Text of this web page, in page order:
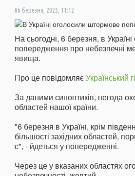
06 березня, 2025, 11:12
На сьогодні, 6 березня, в
попередження про небезпечні
явища.
Про це повідомляєУкраїнський
За даними синоптиків, негода
областей нашої країни.
"6 березня в Україні, крім
більшості західних областей,
с", - йдеться у попередженні.
Через це у вказаних областях